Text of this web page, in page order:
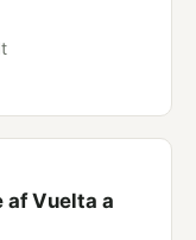
Vuelta a